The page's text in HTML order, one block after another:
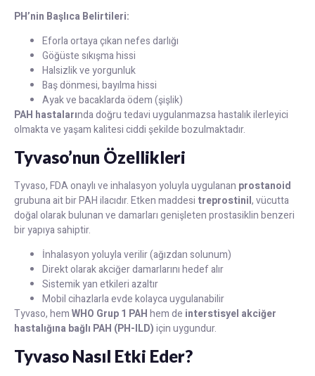
PH’nin Başlıca Belirtileri:
Eforla ortaya çıkan nefes darlığı
Göğüste sıkışma hissi
Halsizlik ve yorgunluk
Baş dönmesi, bayılma hissi
Ayak ve bacaklarda ödem (şişlik)
PAH hastalarında doğru tedavi uygulanmazsa hastalık ilerleyici
olmakta ve yaşam kalitesi ciddi şekilde bozulmaktadır.
Tyvaso’nun Özellikleri
Tyvaso, FDA onaylı ve inhalasyon yoluyla uygulanan prostanoid
grubuna ait bir PAH ilacıdır. Etken maddesi treprostinil, vücutta
doğal olarak bulunan ve damarları genişleten prostasiklin benzeri
bir yapıya sahiptir.
İnhalasyon yoluyla verilir (ağızdan solunum)
Direkt olarak akciğer damarlarını hedef alır
Sistemik yan etkileri azaltır
Mobil cihazlarla evde kolayca uygulanabilir
Tyvaso, hemWHO Grup 1 PAHhem de interstisyel akciğer
hastalığına bağlı PAH (PH-ILD)için uygundur.
Tyvaso Nasıl Etki Eder?